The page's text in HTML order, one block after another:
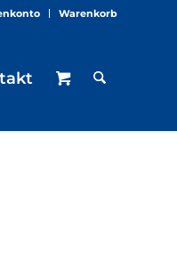
Warenkorb